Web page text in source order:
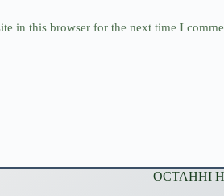
in this browser for the next time I
ОСТАННІ